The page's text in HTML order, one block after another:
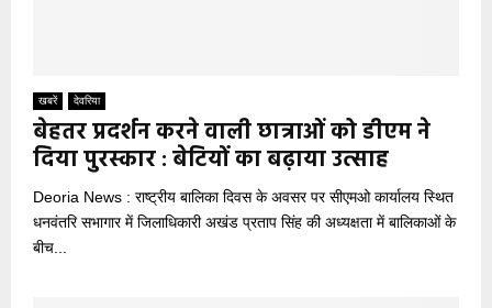
खबरें देवरिया
बेहतर प्रदर्शन करने वाली छात्राओं को डीएम ने
दिया पुरस्कार : बेटियों का बढ़ाया उत्साह
Deoria News : राष्ट्रीय बालिका दिवस के अवसर पर सीएमओ कार्यालय स्थित
धनवंतरि सभागार में जिलाधिकारी अखंड प्रताप सिंह की अध्यक्षता में बालिकाओं के
बीच...